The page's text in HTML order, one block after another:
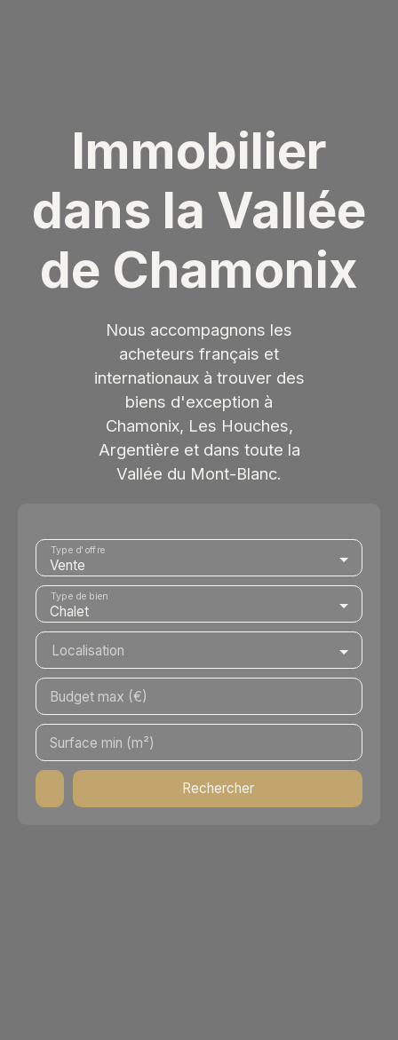
Immobilier
dans la Vallée
de Chamonix
Nous accompagnons les
acheteurs français et
internationaux à trouver des
biens d'exception à
Chamonix, Les Houches,
Argentière et dans toute la
Vallée du Mont-Blanc.
Vente
Type d'offre
Chalet
Type de bien
Localisation
Budget max (€)
Surface min (m²)
Rechercher